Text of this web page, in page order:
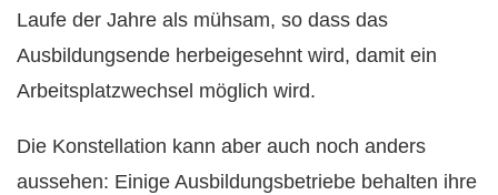
Laufe der Jahre als mühsam, so dass das
Ausbildungsende herbeigesehnt wird, damit ein
Arbeitsplatzwechsel möglich wird.
Die Konstellation kann aber auch noch anders
aussehen: Einige Ausbildungsbetriebe behalten ihre